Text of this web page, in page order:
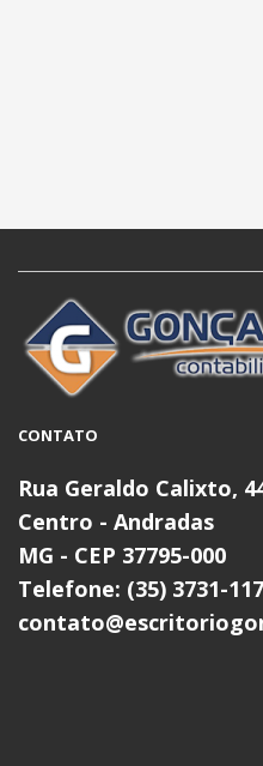
CONTATO
Rua Geraldo Calixto,
Centro - Andradas
MG - CEP 37795-000
Telefone: (35) 3731-